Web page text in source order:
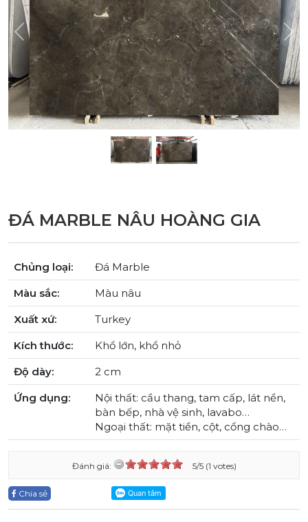
Previous
ĐÁ MARBLE NÂU HOÀNG GIA
Chủng loại:
Đá Marble
Màu sắc:
Màu nâu
Xuất xứ:
Turkey
Kích thước:
Khổ lớn, khổ nhỏ
Độ dày:
2 cm
Ứng dụng:
Nội thất: cầu thang, tam cấp, lát nền,
bàn bếp, nhà vệ sinh, lavabo…
Ngoại thất: mặt tiền, cột, cổng chào…
Đánh giá: 5/5 (1 votes)
Chia sẻ